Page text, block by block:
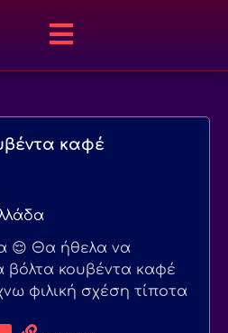
καφέ
😌 Θα ήθελα να
βόλτα κουβέντα καφέ
φιλική σχέση τίποτα